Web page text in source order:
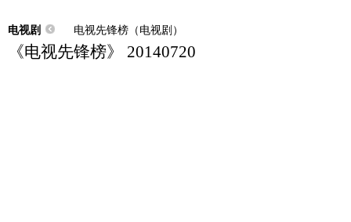
电视剧 电视先锋榜（电视剧）
《电视先锋榜》 20140720